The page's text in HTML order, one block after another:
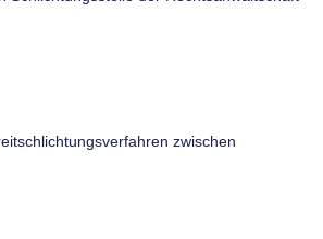
zwischen